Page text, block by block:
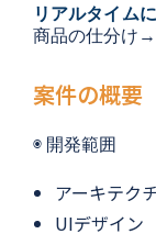
リアルタイム
商品の仕分け→
案件の概要
◉ 開発範囲
アーキテク
UIデザイン